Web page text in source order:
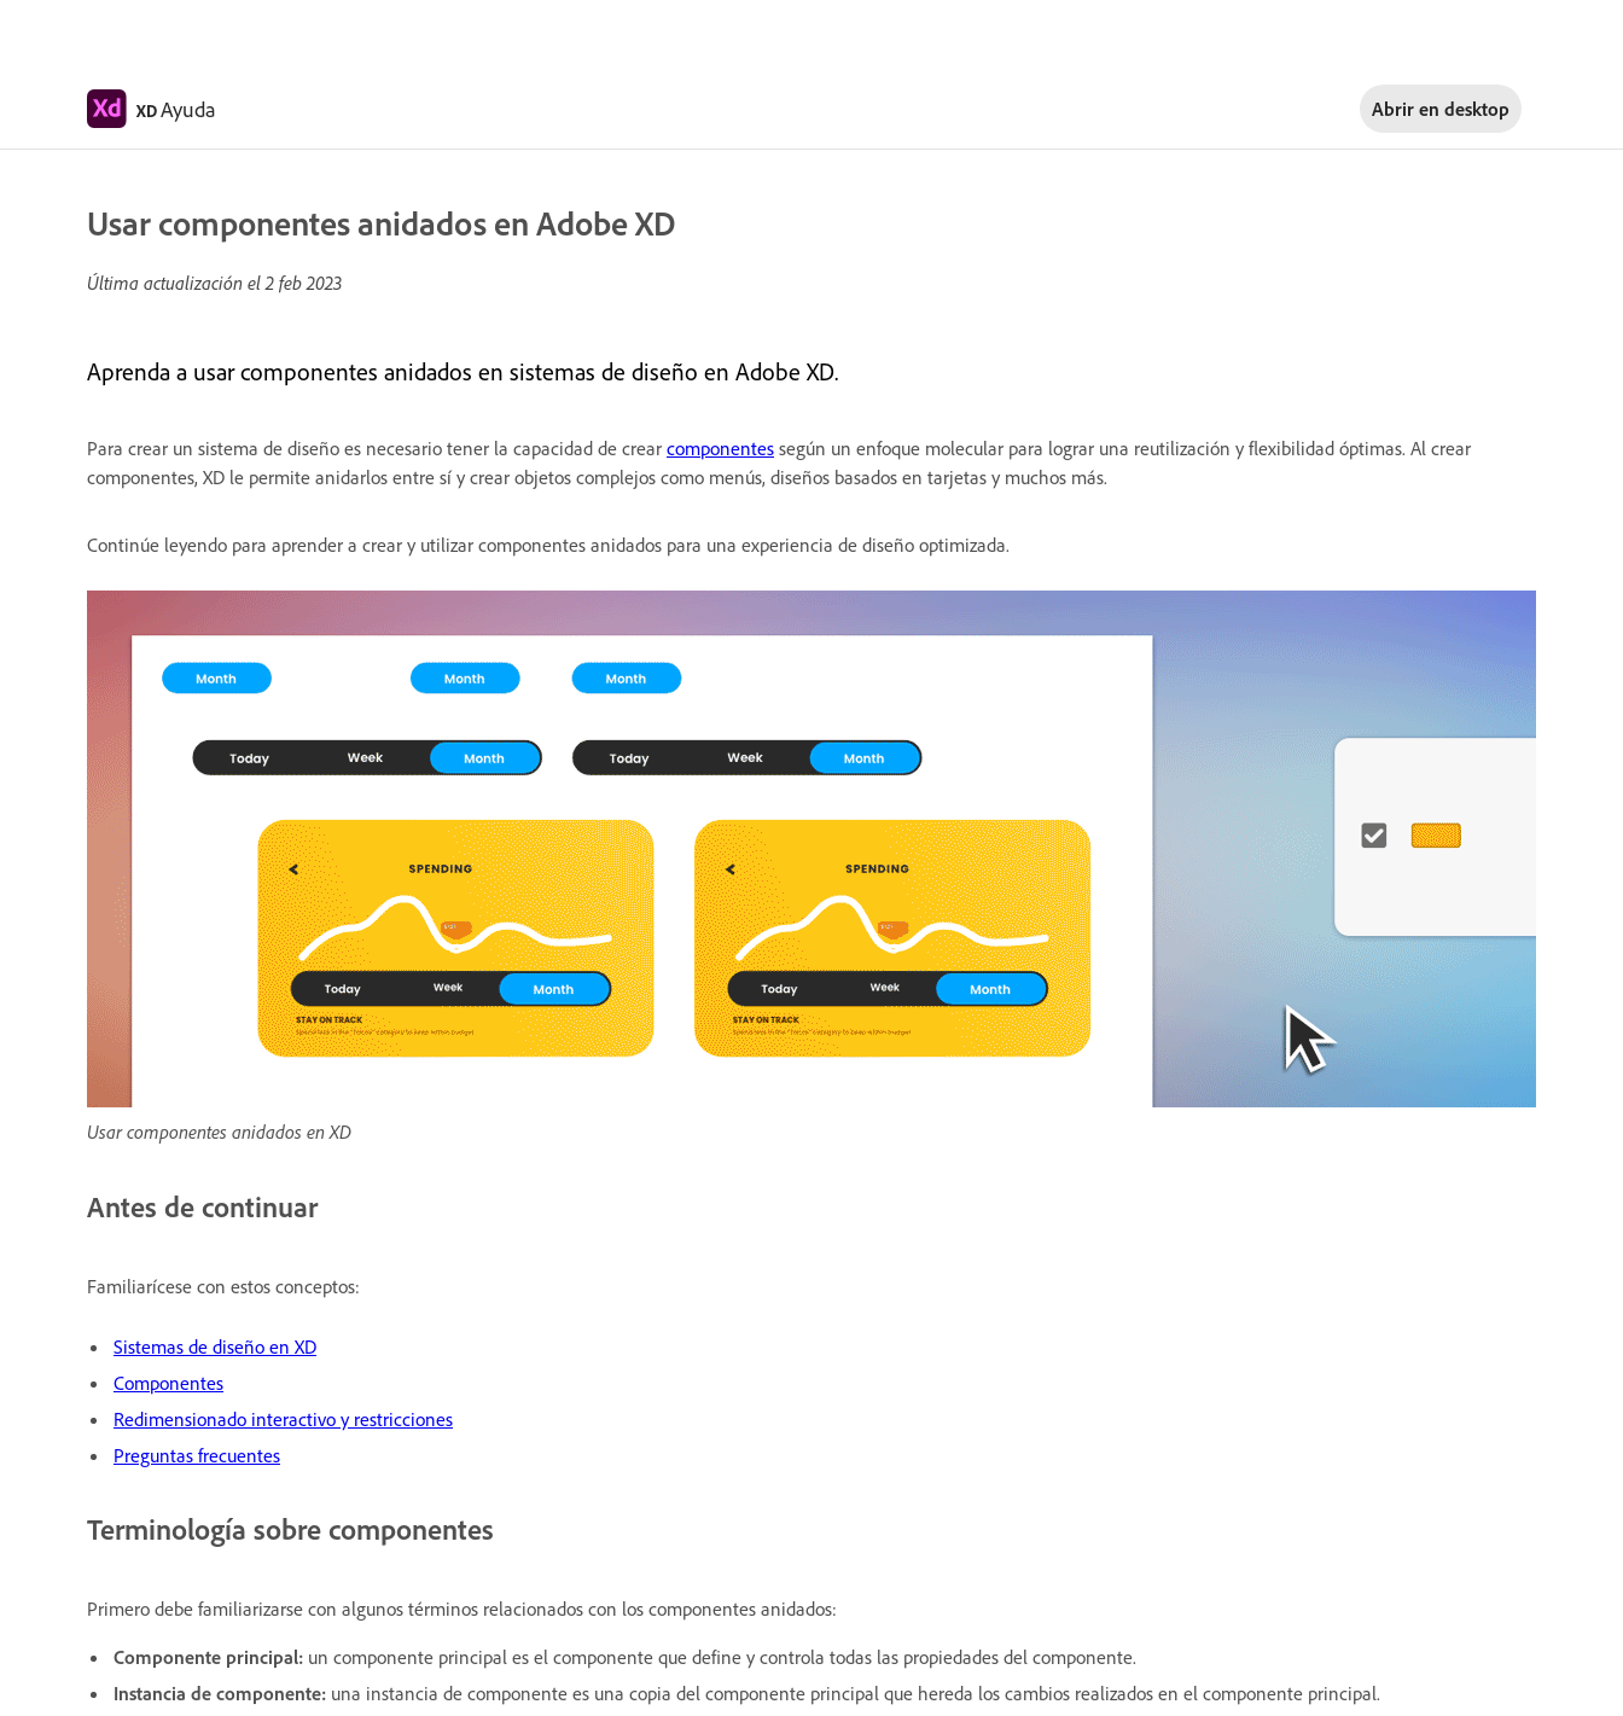
XDAyuda Abrir en desktop
Usar componentes anidados en Adobe XD
Última actualización el2 feb 2023
Aprenda a usar componentes anidados en sistemas de diseño en Adobe XD.
Para crear un sistema de diseño es necesario tener la capacidad de crear componentes según un enfoque molecular para lograr una reutilización y flexibilidad óptimas. Al crear
componentes, XD le permite anidarlos entre sí y crear objetos complejos como menús, diseños basados en tarjetas y muchos más.
Continúe leyendo para aprender a crear y utilizar componentes anidados para una experiencia de diseño optimizada.
Usar componentes anidados en XD
Antes de continuar
Familiarícese con estos conceptos:
Sistemas de diseño en XD
Componentes
Redimensionado interactivo y restricciones
Preguntas frecuentes
Terminología sobre componentes
Primero debe familiarizarse con algunos términos relacionados con los componentes anidados:
Componente principal: un componente principal es el componente que define y controla todas las propiedades del componente.
Instancia de componente: una instancia de componente es una copia del componente principal que hereda los cambios realizados en el componente principal.